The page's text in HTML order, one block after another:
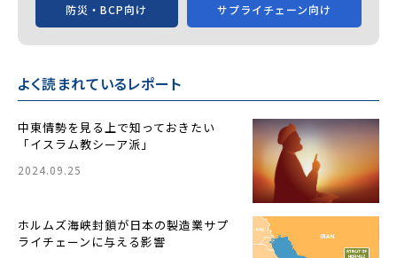
防災・BCP向け サプライチェーン向け
よく読まれているレポート
中東情勢を見る上で知っておきたい
「イスラム教シーア派」
2024.09.25
ホルムズ海峡封鎖が日本の製造業サプ
ライチェーンに与える影響